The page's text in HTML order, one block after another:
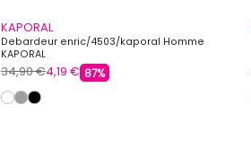
KAPORAL
Debardeur enric/4503/kaporal Homme
KAPORAL
34,90 €4,19 € 87%